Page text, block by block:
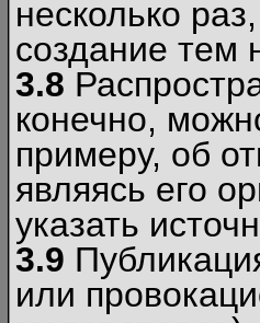
несколько
создание тем
3.8
конечно,
примеру, об
являясь его
указать
3.9
или